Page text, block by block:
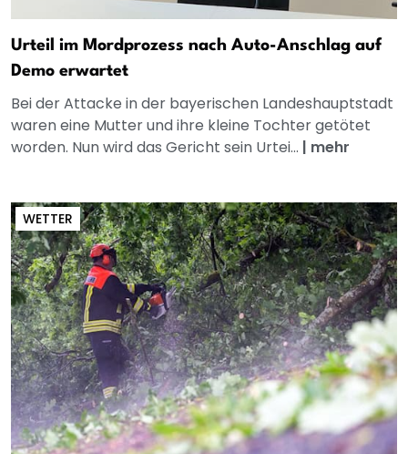
Urteil im Mordprozess nach Auto-Anschlag auf
Demo erwartet
Bei der Attacke in der bayerischen Landeshauptstadt
waren eine Mutter und ihre kleine Tochter getötet
worden. Nun wird das Gericht sein Urtei... | mehr
WETTER